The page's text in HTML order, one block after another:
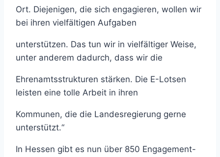
Ort. Diejenigen, die sich engagieren, wollen wir
bei ihren vielfältigen Aufgaben
unterstützen. Das tun wir in vielfältiger Weise,
unter anderem dadurch, dass wir die
Ehrenamtsstrukturen stärken. Die E-Lotsen
leisten eine tolle Arbeit in ihren
Kommunen, die die Landesregierung gerne
unterstützt.“
In Hessen gibt es nun über 850 Engagement-